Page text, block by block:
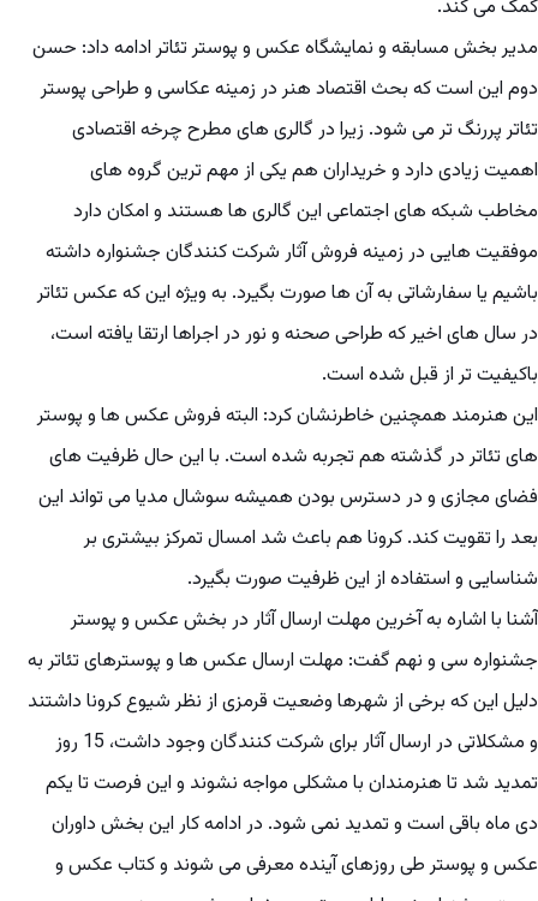
کمک می کند.
مدیر بخش مسابقه و نمایشگاه عکس و پوستر تئاتر ادامه داد: حسن
دوم این است که بحث اقتصاد هنر در زمینه عکاسی و طراحی پوستر
تئاتر پررنگ تر می شود. زیرا در گالری های مطرح چرخه اقتصادی
اهمیت زیادی دارد و خریداران هم یکی از مهم ترین گروه های
مخاطب شبکه های اجتماعی این گالری ها هستند و امکان دارد
موفقیت هایی در زمینه فروش آثار شرکت کنندگان جشنواره داشته
باشیم یا سفارشاتی به آن ها صورت بگیرد. به ویژه این که عکس تئاتر
در سال های اخیر که طراحی صحنه و نور در اجراها ارتقا یافته است،
باکیفیت تر از قبل شده است.
این هنرمند همچنین خاطرنشان کرد: البته فروش عکس ها و پوستر
های تئاتر در گذشته هم تجربه شده است. با این حال ظرفیت های
فضای مجازی و در دسترس بودن همیشه سوشال مدیا می تواند این
بعد را تقویت کند. کرونا هم باعث شد امسال تمرکز بیشتری بر
شناسایی و استفاده از این ظرفیت صورت بگیرد.
آشنا با اشاره به آخرین مهلت ارسال آثار در بخش عکس و پوستر
جشنواره سی و نهم گفت: مهلت ارسال عکس ها و پوسترهای تئاتر به
دلیل این که برخی از شهرها وضعیت قرمزی از نظر شیوع کرونا داشتند
و مشکلاتی در ارسال آثار برای شرکت کنندگان وجود داشت، 15 روز
تمدید شد تا هنرمندان با مشکلی مواجه نشوند و این فرصت تا یکم
دی ماه باقی است و تمدید نمی شود. در ادامه کار این بخش داوران
عکس و پوستر طی روزهای آینده معرفی می شوند و کتاب عکس و